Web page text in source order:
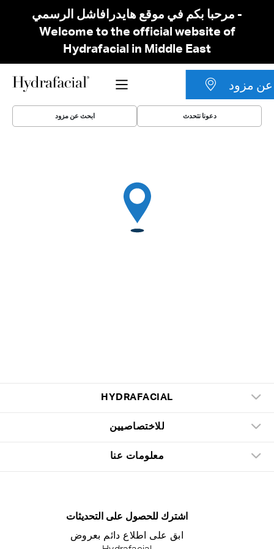
مرحبا بكم في موقع هايدرافاشل الرسمي -
Welcome to the official website of
Hydrafacial in Middle East
مزود
ابحث عن مزود دعونا نتحدث
HYDRAFACIAL
للاختصاصيين
معلومات عنا
اشترك للحصول على التحديثات
ابق على اطلاع دائم بعروض